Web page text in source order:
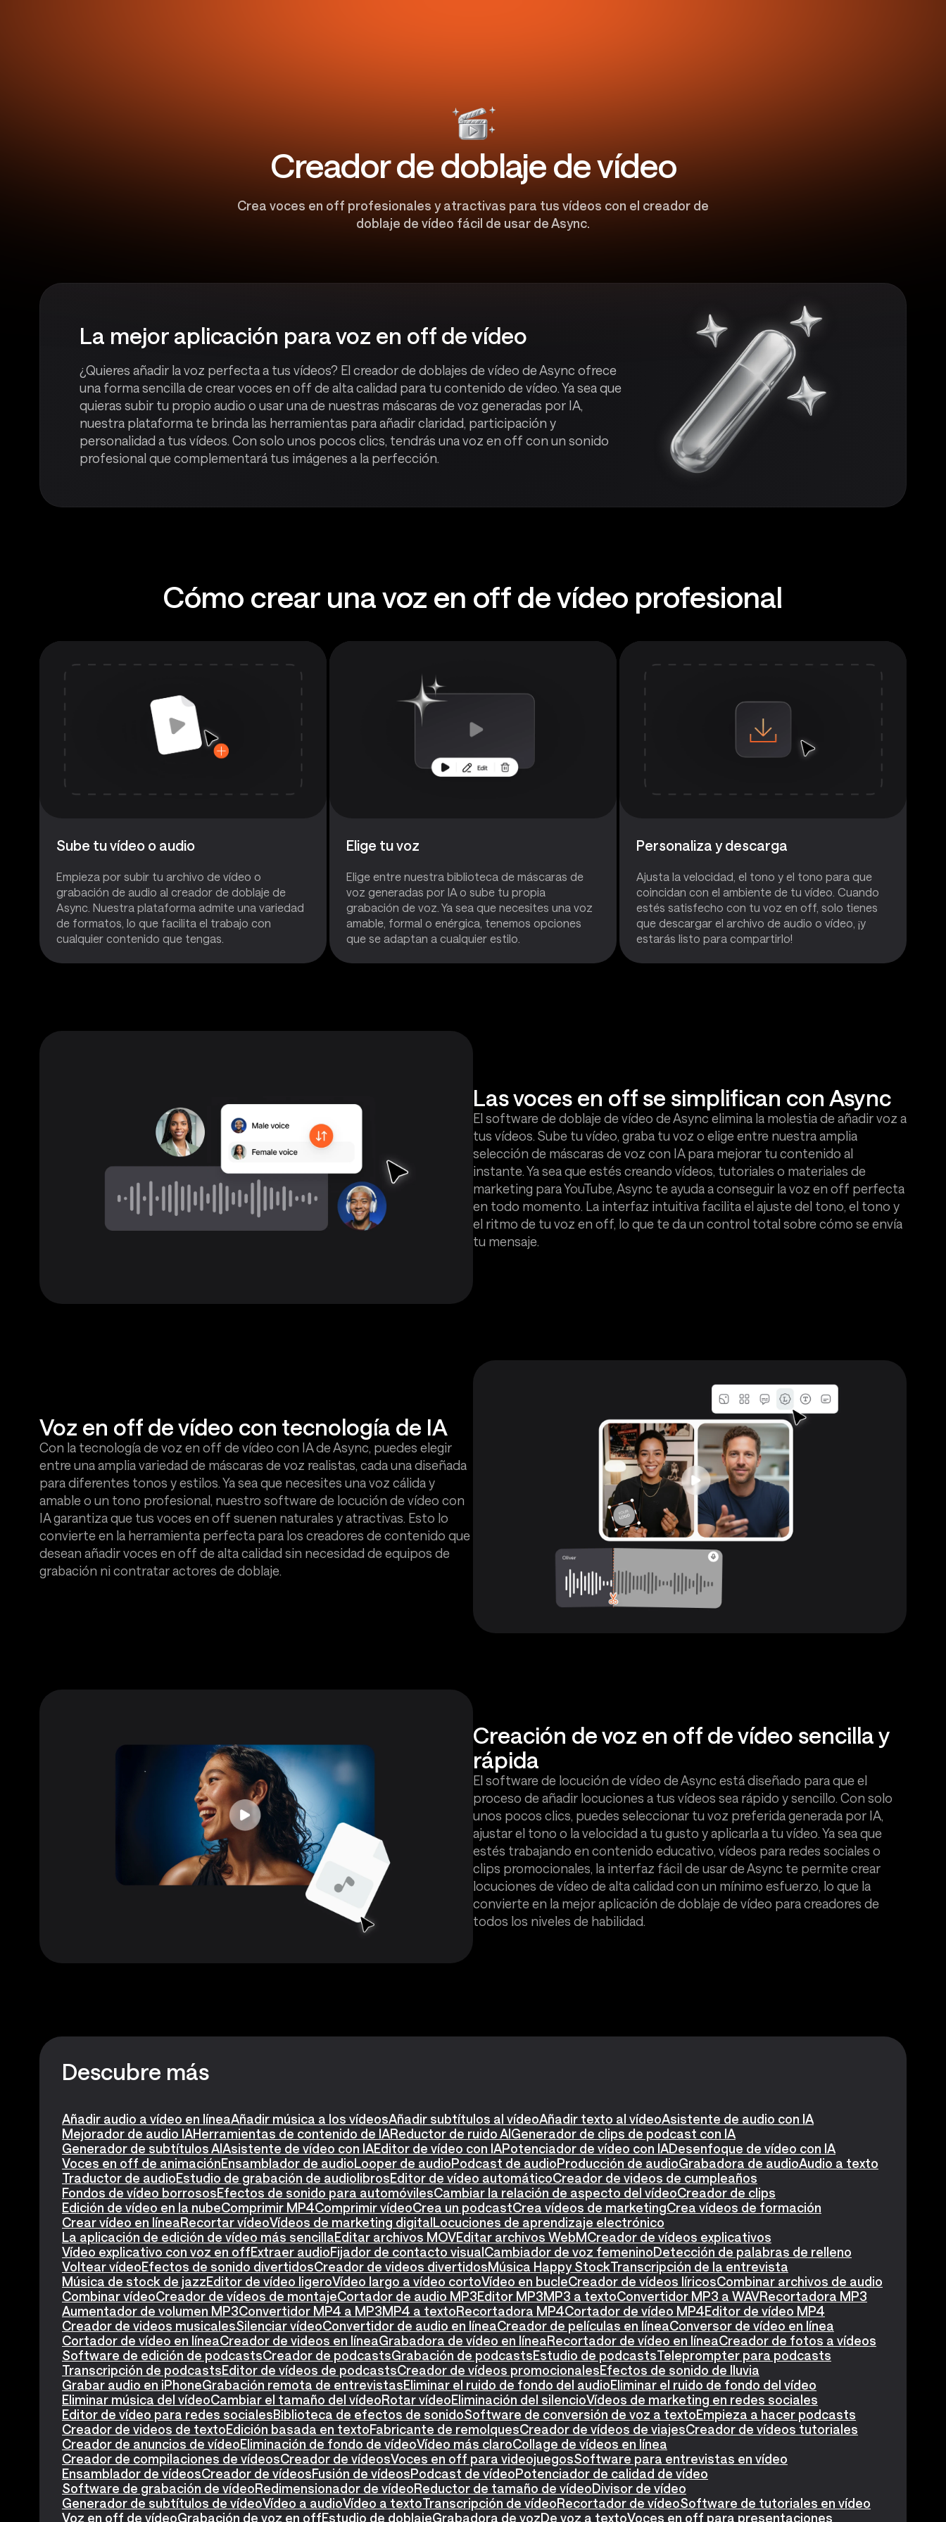
Creador de doblaje de vídeo
Crea voces en off profesionales y atractivas para tus vídeos con el creador de
doblaje de vídeo fácil de usar de Async.
La mejor aplicación para voz en off de vídeo
¿Quieres añadir la voz perfecta a tus vídeos? El creador de doblajes de vídeo de Async ofrece
una forma sencilla de crear voces en off de alta calidad para tu contenido de vídeo. Ya sea que
quieras subir tu propio audio o usar una de nuestras máscaras de voz generadas por IA,
nuestra plataforma te brinda las herramientas para añadir claridad, participación y
personalidad a tus vídeos. Con solo unos pocos clics, tendrás una voz en off con un sonido
profesional que complementará tus imágenes a la perfección.
Cómo crear una voz en off de vídeo profesional
Sube tu vídeo o audio
Empieza por subir tu archivo de vídeo o
grabación de audio al creador de doblaje de
Async. Nuestra plataforma admite una variedad
de formatos, lo que facilita el trabajo con
cualquier contenido que tengas.
Elige tu voz
Elige entre nuestra biblioteca de máscaras de
voz generadas por IA o sube tu propia
grabación de voz. Ya sea que necesites una voz
amable, formal o enérgica, tenemos opciones
que se adaptan a cualquier estilo.
Personaliza y descarga
Ajusta la velocidad, el tono y el tono para que
coincidan con el ambiente de tu vídeo. Cuando
estés satisfecho con tu voz en off, solo tienes
que descargar el archivo de audio o vídeo, ¡y
estarás listo para compartirlo!
Las voces en off se simplifican con Async
El software de doblaje de vídeo de Async elimina la molestia de añadir voz a
tus vídeos. Sube tu vídeo, graba tu voz o elige entre nuestra amplia
selección de máscaras de voz con IA para mejorar tu contenido al
instante. Ya sea que estés creando vídeos, tutoriales o materiales de
marketing para YouTube, Async te ayuda a conseguir la voz en off perfecta
en todo momento. La interfaz intuitiva facilita el ajuste del tono, el tono y
el ritmo de tu voz en off, lo que te da un control total sobre cómo se envía
tu mensaje.
Voz en off de vídeo con tecnología de IA
Con la tecnología de voz en off de vídeo con IA de Async, puedes elegir
entre una amplia variedad de máscaras de voz realistas, cada una diseñada
para diferentes tonos y estilos. Ya sea que necesites una voz cálida y
amable o un tono profesional, nuestro software de locución de vídeo con
IA garantiza que tus voces en off suenen naturales y atractivas. Esto lo
convierte en la herramienta perfecta para los creadores de contenido que
desean añadir voces en off de alta calidad sin necesidad de equipos de
grabación ni contratar actores de doblaje.
Creación de voz en off de vídeo sencilla y
rápida
El software de locución de vídeo de Async está diseñado para que el
proceso de añadir locuciones a tus vídeos sea rápido y sencillo. Con solo
unos pocos clics, puedes seleccionar tu voz preferida generada por IA,
ajustar el tono o la velocidad a tu gusto y aplicarla a tu vídeo. Ya sea que
estés trabajando en contenido educativo, vídeos para redes sociales o
clips promocionales, la interfaz fácil de usar de Async te permite crear
locuciones de vídeo de alta calidad con un mínimo esfuerzo, lo que la
convierte en la mejor aplicación de doblaje de vídeo para creadores de
todos los niveles de habilidad.
Descubre más
Añadir audio a vídeo en líneaAñadir música a los vídeosAñadir subtítulos al vídeoAñadir texto al vídeoAsistente de audio con IA
Mejorador de audio IAHerramientas de contenido de IAReductor de ruido AIGenerador de clips de podcast con IA
Generador de subtítulos AIAsistente de vídeo con IAEditor de vídeo con IAPotenciador de vídeo con IADesenfoque de vídeo con IA
Voces en off de animaciónEnsamblador de audioLooper de audioPodcast de audioProducción de audioGrabadora de audioAudio a texto
Traductor de audioEstudio de grabación de audiolibrosEditor de vídeo automáticoCreador de videos de cumpleaños
Fondos de vídeo borrososEfectos de sonido para automóvilesCambiar la relación de aspecto del vídeoCreador de clips
Edición de vídeo en la nubeComprimir MP4Comprimir vídeoCrea un podcastCrea vídeos de marketingCrea vídeos de formación
Crear vídeo en líneaRecortar vídeoVídeos de marketing digitalLocuciones de aprendizaje electrónico
La aplicación de edición de vídeo más sencillaEditar archivos MOVEditar archivos WebMCreador de vídeos explicativos
Vídeo explicativo con voz en offExtraer audioFijador de contacto visualCambiador de voz femeninoDetección de palabras de relleno
Voltear vídeoEfectos de sonido divertidosCreador de videos divertidosMúsica Happy StockTranscripción de la entrevista
Música de stock de jazzEditor de vídeo ligeroVídeo largo a vídeo cortoVídeo en bucleCreador de vídeos líricosCombinar archivos de audio
Combinar vídeoCreador de vídeos de montajeCortador de audio MP3Editor MP3MP3 a textoConvertidor MP3 a WAVRecortadora MP3
Aumentador de volumen MP3Convertidor MP4 a MP3MP4 a textoRecortadora MP4Cortador de vídeo MP4Editor de vídeo MP4
Creador de videos musicalesSilenciar vídeoConvertidor de audio en líneaCreador de películas en líneaConversor de vídeo en línea
Cortador de vídeo en líneaCreador de videos en líneaGrabadora de vídeo en líneaRecortador de vídeo en líneaCreador de fotos a vídeos
Software de edición de podcastsCreador de podcastsGrabación de podcastsEstudio de podcastsTeleprompter para podcasts
Transcripción de podcastsEditor de vídeos de podcastsCreador de vídeos promocionalesEfectos de sonido de lluvia
Grabar audio en iPhoneGrabación remota de entrevistasEliminar el ruido de fondo del audioEliminar el ruido de fondo del vídeo
Eliminar música del vídeoCambiar el tamaño del vídeoRotar vídeoEliminación del silencioVídeos de marketing en redes sociales
Editor de vídeo para redes socialesBiblioteca de efectos de sonidoSoftware de conversión de voz a textoEmpieza a hacer podcasts
Creador de videos de textoEdición basada en textoFabricante de remolquesCreador de vídeos de viajesCreador de vídeos tutoriales
Creador de anuncios de vídeoEliminación de fondo de vídeoVídeo más claroCollage de vídeos en línea
Creador de compilaciones de vídeosCreador de vídeosVoces en off para videojuegosSoftware para entrevistas en vídeo
Ensamblador de vídeosCreador de vídeosFusión de vídeosPodcast de vídeoPotenciador de calidad de vídeo
Software de grabación de vídeoRedimensionador de vídeoReductor de tamaño de vídeoDivisor de vídeo
Generador de subtítulos de vídeoVídeo a audioVídeo a textoTranscripción de vídeoRecortador de vídeoSoftware de tutoriales en vídeo
Voz en off de vídeoGrabación de voz en offEstudio de doblajeGrabadora de vozDe voz a textoVoces en off para presentaciones